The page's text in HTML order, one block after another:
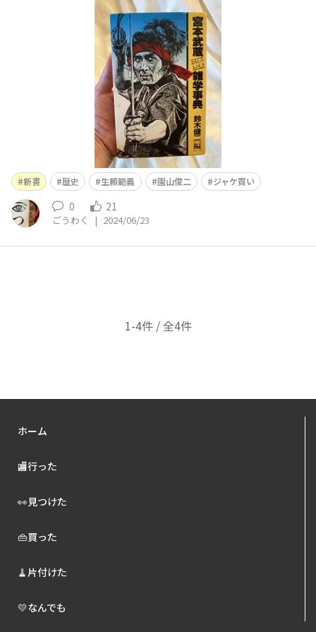
新書 歴史 生頼範義 園山俊二 ジャケ買い
0 21
ごうわく | 2024/06/23
1-4件 / 全4件
ホーム
🏬行った
👀見つけた
👜買った
🧹片付けた
💛なんでも